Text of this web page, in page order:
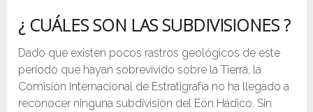
¿ CUÁLES SON LAS SUBDIVISIONES ?
Dado que existen pocos rastros geológicos de este
período que hayan sobrevivido sobre la Tierra, la
Comisión Internacional de Estratigrafía no ha llegado a
reconocer ninguna subdivisión del Eón Hádico. Sin